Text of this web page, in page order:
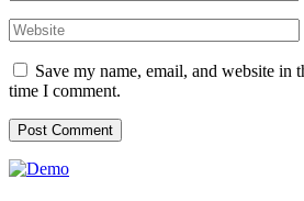
Save my name, email, and website in
time I comment.